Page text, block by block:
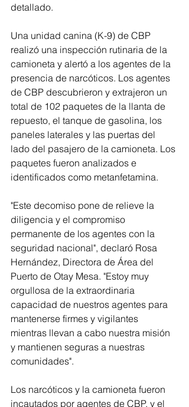
detallado.
Una unidad canina (K-9) de CBP
realizó una inspección rutinaria de la
camioneta y alertó a los agentes de la
presencia de narcóticos. Los agentes
de CBP descubrieron y extrajeron un
total de 102 paquetes de la llanta de
repuesto, el tanque de gasolina, los
paneles laterales y las puertas del
lado del pasajero de la camioneta. Los
paquetes fueron analizados e
identificados como metanfetamina.
"Este decomiso pone de relieve la
diligencia y el compromiso
permanente de los agentes con la
seguridad nacional", declaró Rosa
Hernández, Directora de Área del
Puerto de Otay Mesa. "Estoy muy
orgullosa de la extraordinaria
capacidad de nuestros agentes para
mantenerse firmes y vigilantes
mientras llevan a cabo nuestra misión
y mantienen seguras a nuestras
comunidades".
Los narcóticos y la camioneta fueron
incautados por agentes de CBP, y el